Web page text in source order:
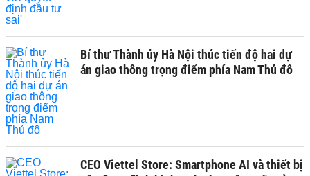
Bí thư Thành ủy Hà Nội thúc tiến độ hai dự
án giao thông trọng điểm phía Nam Thủ đô
CEO Viettel Store: Smartphone AI và thiết bị